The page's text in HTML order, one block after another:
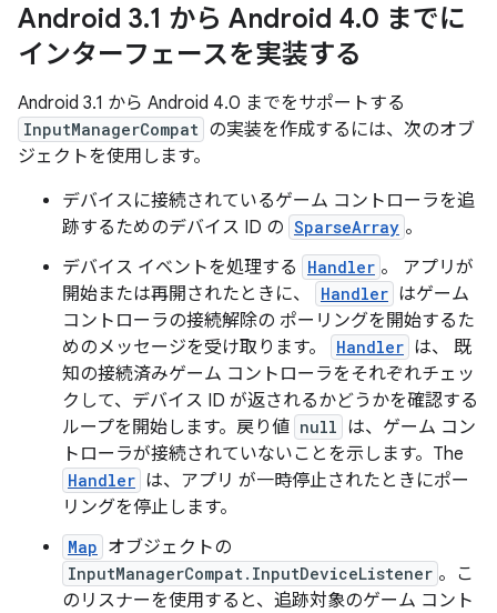
Android 3.1 から Android 4.0 までに
インターフェースを実装する
Android 3.1 から Android 4.0 までをサポートする
InputManagerCompat の実装を作成するには、次のオブ
ジェクトを使用します。
デバイスに接続されているゲーム コントローラを追
跡するためのデバイス ID の SparseArray 。
デバイス イベントを処理する
Handler 。 アプリが
開始または再開されたときに、
Handler はゲーム
コントローラの接続解除の ポーリングを開始するた
めのメッセージを受け取ります。
Handler は、 既
知の接続済みゲーム コントローラをそれぞれチェッ
クして、デバイス ID が返されるかどうかを確認する
ループを開始します。戻り値 null は、ゲーム コン
トローラが接続されていないことを示します。The
Handler は、アプリ が一時停止されたときにポー
リングを停止します。
Map オブジェクトの
InputManagerCompat.InputDeviceListener 。こ
のリスナーを使用すると、追跡対象のゲーム コント